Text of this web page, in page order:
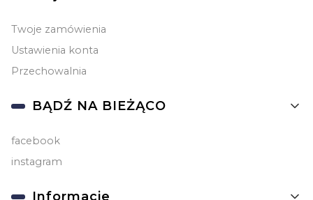
Twoje zamówienia
Ustawienia konta
Przechowalnia
BĄDŹ NA BIEŻĄCO
facebook
instagram
Informacje